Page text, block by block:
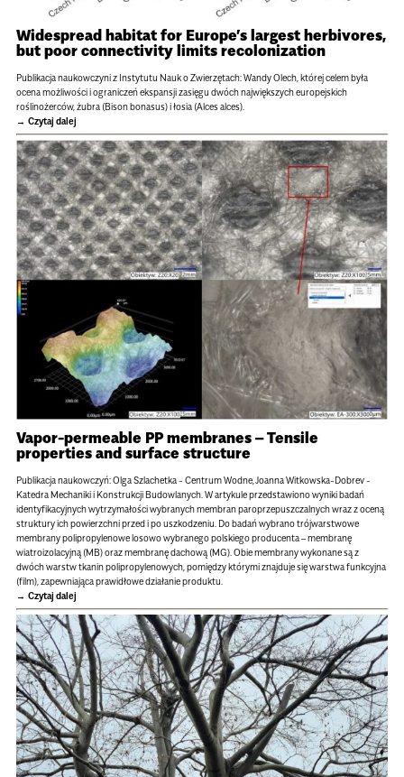
Widespread habitat for Europe’s largest herbivores,
but poor connectivity limits recolonization
Publikacja naukowczyni z Instytutu Nauk o Zwierzętach: Wandy Olech, której celem była
ocena możliwości i ograniczeń ekspansji zasięgu dwóch największych europejskich
roślinożerców, żubra (Bison bonasus) i łosia (Alces alces).
Czytaj dalej
Vapor-permeable PP membranes – Tensile
properties and surface structure
Publikacja naukowczyń: Olga Szlachetka - Centrum Wodne, Joanna Witkowska-Dobrev -
Katedra Mechaniki i Konstrukcji Budowlanych. W artykule przedstawiono wyniki badań
identyfikacyjnych wytrzymałości wybranych membran paroprzepuszczalnych wraz z oceną
struktury ich powierzchni przed i po uszkodzeniu. Do badań wybrano trójwarstwowe
membrany polipropylenowe losowo wybranego polskiego producenta – membranę
wiatroizolacyjną (MB) oraz membranę dachową (MG). Obie membrany wykonane są z
dwóch warstw tkanin polipropylenowych, pomiędzy którymi znajduje się warstwa funkcyjna
(film), zapewniająca prawidłowe działanie produktu.
Czytaj dalej